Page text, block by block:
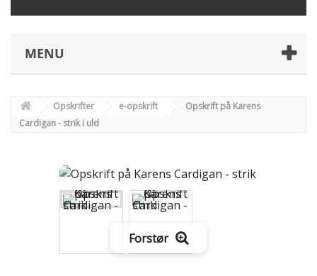
MENU
Opskrifter e-opskrift
Opskrift på Karens
Cardigan - strik i uld
Forstør